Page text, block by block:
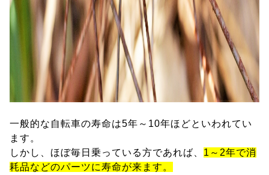
一般的な自転車の寿命は5年～10年ほどといわれてい
ます。
しかし、ほぼ毎日乗っている方であれば、 1～2年で消
耗品などのパーツに寿命が来ます。